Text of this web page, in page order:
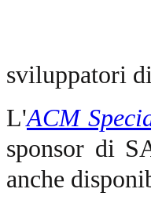
sviluppatori
L'ACM
sponsor di
anche